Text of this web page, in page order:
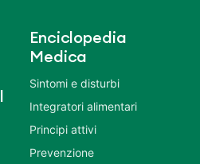
Enciclopedia
Medica
Sintomi e disturbi
Integratori alimentari
Principi attivi
Prevenzione